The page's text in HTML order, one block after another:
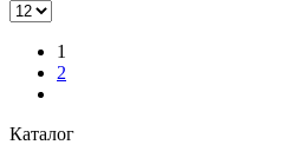
1
2
Каталог